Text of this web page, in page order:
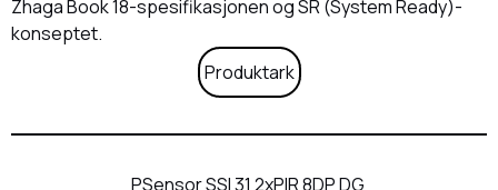
Zhaga Book 18-spesifikasjonen og SR (System Ready)-
konseptet.
Produktark
PSensor SSI 31 2xPIR 8DP DG